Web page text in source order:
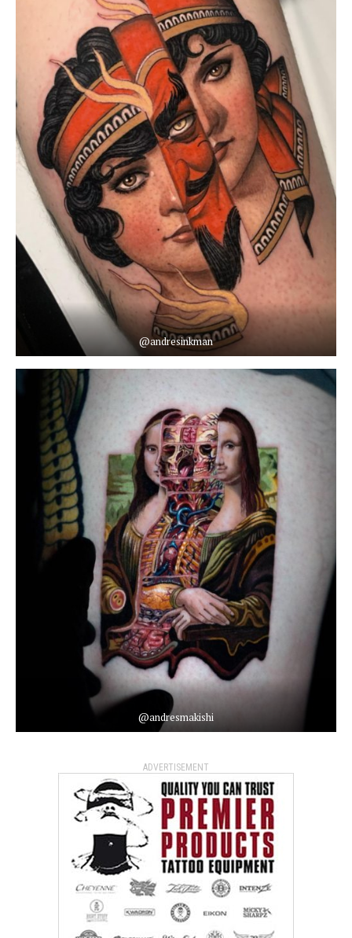
@andresinkman
@andresmakishi
ADVERTISEMENT